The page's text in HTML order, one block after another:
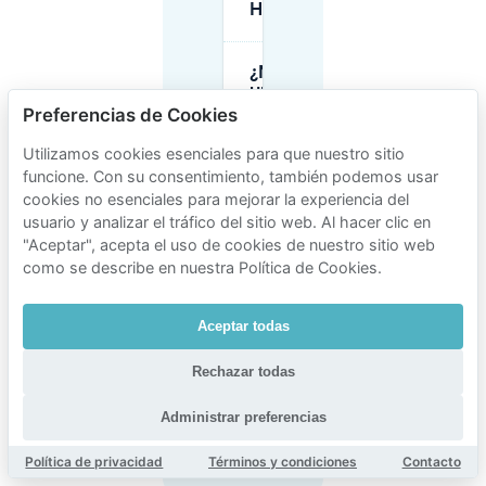
Haghoek?
¿Necesito
un
residente
para
aparcar
en
Haghoek?
de
aparcamiento
eléctricos
Haghoek?
Preferencias de Cookies
Utilizamos cookies esenciales para que nuestro sitio
funcione. Con su consentimiento, también podemos usar
cookies no esenciales para mejorar la experiencia del
usuario y analizar el tráfico del sitio web. Al hacer clic en
"Aceptar", acepta el uso de cookies de nuestro sitio web
como se describe en nuestra Política de Cookies.
Aceptar todas
Rechazar todas
Administrar preferencias
Política de privacidad Términos y condiciones Contacto